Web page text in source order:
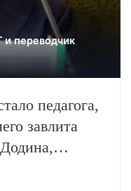
переводчик
педагога,
завлита
России